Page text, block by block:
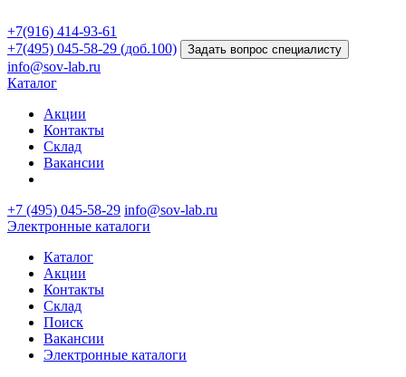
+7(916) 414-93-61
+7(495) 045-58-29 (доб.100)
Задать вопрос специалисту
info@sov-lab.ru
Каталог
Акции
Контакты
Склад
Вакансии
+7 (495) 045-58-29 info@sov-lab.ru
Электронные каталоги
Каталог
Акции
Контакты
Склад
Поиск
Вакансии
Электронные каталоги